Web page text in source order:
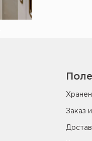
Заказ